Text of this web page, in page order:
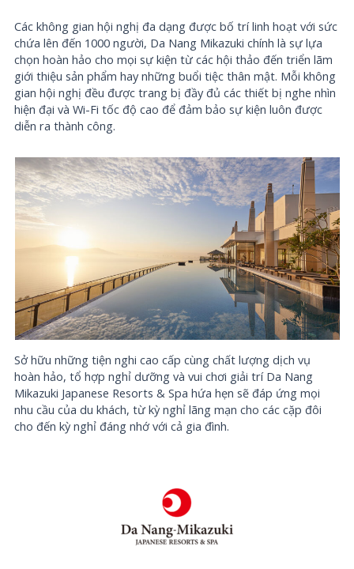
Các không gian hội nghị đa dạng được bố trí linh hoạt với sức
chứa lên đến 1000 người, Da Nang Mikazuki chính là sự lựa
chọn hoàn hảo cho mọi sự kiện từ các hội thảo đến triển lãm
giới thiệu sản phẩm hay những buổi tiệc thân mật. Mỗi không
gian hội nghị đều được trang bị đầy đủ các thiết bị nghe nhìn
hiện đại và Wi-Fi tốc độ cao để đảm bảo sự kiện luôn được
diễn ra thành công.
Sở hữu những tiện nghi cao cấp cùng chất lượng dịch vụ
hoàn hảo, tổ hợp nghỉ dưỡng và vui chơi giải trí Da Nang
Mikazuki Japanese Resorts & Spa hứa hẹn sẽ đáp ứng mọi
nhu cầu của du khách, từ kỳ nghỉ lãng mạn cho các cặp đôi
cho đến kỳ nghỉ đáng nhớ với cả gia đình.